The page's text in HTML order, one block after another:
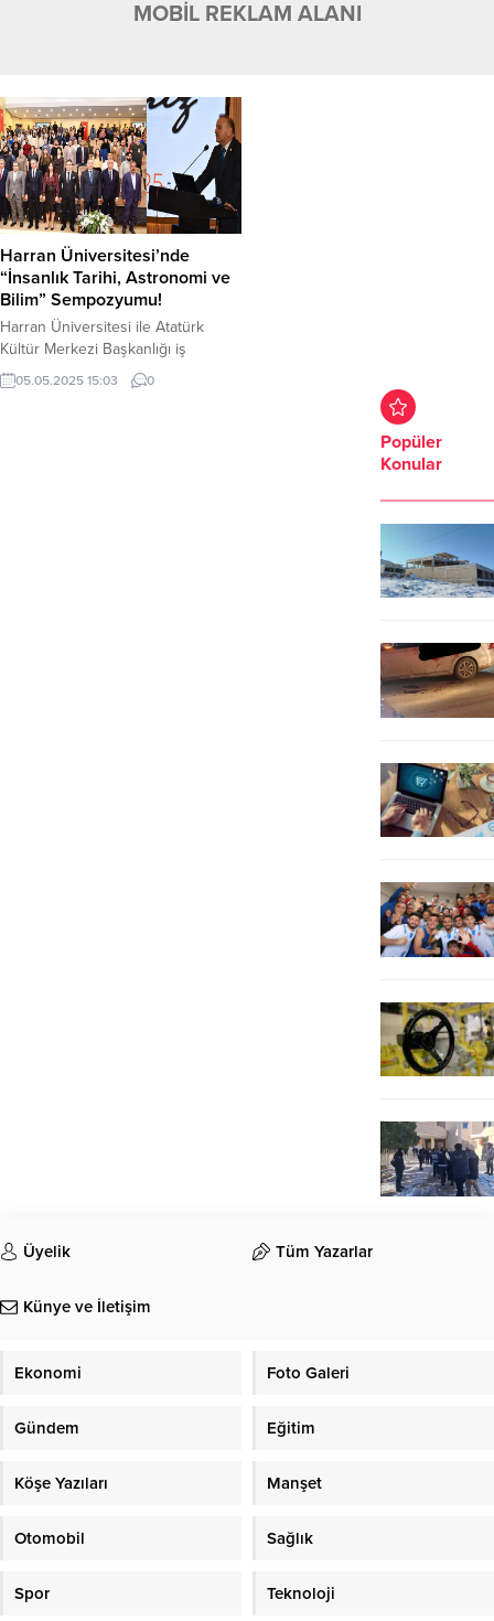
MOBİL REKLAM ALANI
Harran Üniversitesi’nde
“İnsanlık Tarihi, Astronomi ve
Bilim” Sempozyumu!
Harran Üniversitesi ile Atatürk
Kültür Merkezi Başkanlığı iş
birliğiyle düzenlenen “Harran;
İnsanlık Tarihi, Astronomi ve Bilim
05.05.2025 15:03 0
Popüler
Konular
Üyelik Tüm Yazarlar
Künye ve İletişim
Ekonomi Foto Galeri
Gündem Eğitim
Köşe Yazıları Manşet
Otomobil Sağlık
Spor Teknoloji